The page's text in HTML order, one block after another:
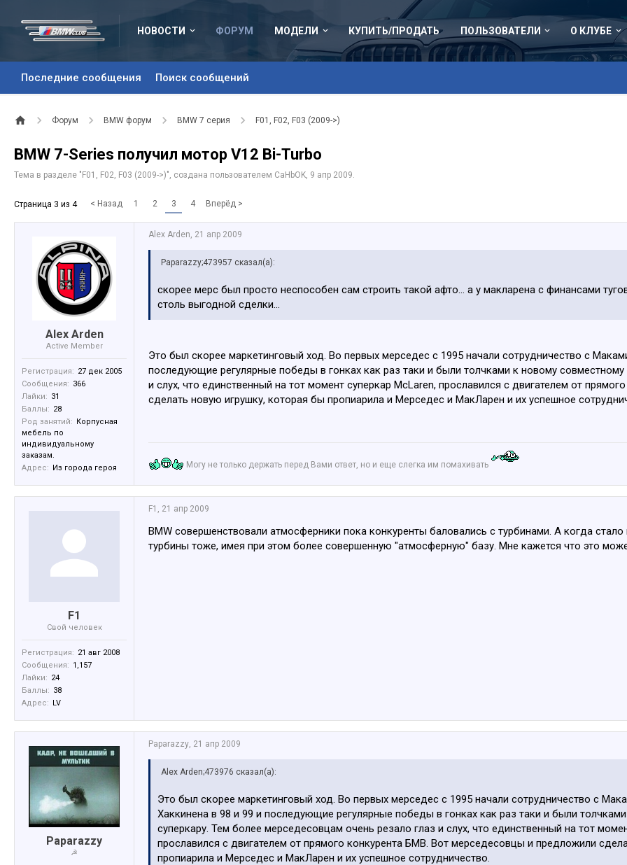
НОВОСТИ ФОРУМ
Последние сообщения Поиск сообщений
МОДЕЛИ КУПИТЬ/ПРОДАТЬ ПОЛЬЗОВАТЕЛИ О КЛУБЕ
Форум BMW форум BMW 7 серия F01, F02, F03 (2009->)
BMW 7-Series получил мотор V12 Bi-Turbo
Тема в разделе " F01, F02, F03 (2009->)", создана пользователем CaHbOK, 9 апр 2009.
Страница 3 из 4 < Назад 1 2 3 4 Вперёд >
Alex Arden
Active Member
Регистрация: 27 дек 2005
Сообщения: 366
Лайки: 31
Баллы: 28
Род занятий: Корпусная
мебель по
индивидуальному
заказам.
Адрес: Из города героя
Alex Arden, 21 апр 2009
Paparazzy;473957 сказал(а):
скорее мерс был просто неспособен сам строить такой афто... а у макларена с финансами
столь выгодной сделки...
Это был скорее маркетинговый ход. Во первых мерседес с 1995 начали сотрудничество с
последующие регулярные победы в гонках как раз таки и были толчками к новому
и слух, что единственный на тот момент суперкар McLaren, прославился с двигателем от
сделать новую игрушку, которая бы пропиарила и Мерседес и МакЛарен и их успешное
Могу не только держать перед Вами ответ, но и еще слегка им помахивать
F1
Свой человек
Регистрация: 21 авг 2008
Сообщения: 1,157
Лайки: 24
Баллы: 38
Адрес: LV
F1 , 21 апр 2009
BMW совершенствовали атмосферники пока конкуренты баловались с турбинами. А когда
турбины тоже, имея при этом более совершенную "атмосферную" базу. Мне кажется что это
Paparazzy
☭
Paparazzy, 21 апр 2009
Alex Arden;473976 сказал(а):
Это был скорее маркетинговый ход. Во первых мерседес с 1995 начали сотрудничество с
Хаккинена в 98 и 99 и последующие регулярные победы в гонках как раз таки и были
суперкару. Тем более мерседесовцам очень резало глаз и слух, что единственный на тот
прославился с двигателем от прямого конкурента БМВ. Вот мерседесовцы и предложили
пропиарила и Мерседес и МакЛарен и их успешное сотрудничество.